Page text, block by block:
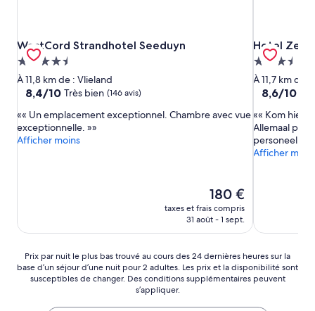
WestCord Strandhotel Seeduyn
WestCord Strandhotel Seeduyn
Hébergement
4.5 étoiles
À 11,8 km de : Vlieland
8.4
10,
Très
bien,
8,4/10 Très bien (146 avis)
« Un emplacement exceptionnel. Chambre avec vue
exceptionnelle. »
Afficher moins
Le
nouveau
prix
180 €
180 €
taxes et frais compris
31 août - 1 sept.
Hotel
Hotel
3.5 étoiles
À 11,7 km de
8.6
10,
Excellent,
(88 avis)
8,6/10
« Kom hier
Allemaal
personeel. »
Afficher
Prix
par
nuit
Prix par nuit le plus bas trouvé au cours des 24 dernières heures sur la
base d’un séjour d’une nuit pour 2 adultes. Les prix et la disponibilité sont
susceptibles de changer. Des conditions supplémentaires peuvent
s’appliquer.